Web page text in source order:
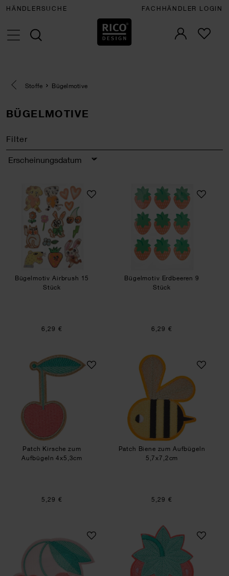
HÄNDLERSUCHE FACHHÄNDLER LOGIN
Eine Kategorie zurück navigieren
Stoffe Bügelmotive
BÜGELMOTIVE
Filter
Sortierung
Bügelmotiv Airbrush 15 Stück
Bügelmotiv Airbrush 15
Stück
6,29 €
Bügelmotiv
Bügelmotiv Erdbeeren 9
Stück
6,29 €
Patch Kirsche zum Aufbügeln 4x5,3cm
Patch Kirsche zum
Aufbügeln 4x5,3cm
5,29 €
Patch Biene zum
Patch Biene zum Aufbügeln
5,7x7,2cm
5,29 €
Patch Doppelkirsche zum Aufbügeln 6,9x5,3cm
Patch Erdbeere